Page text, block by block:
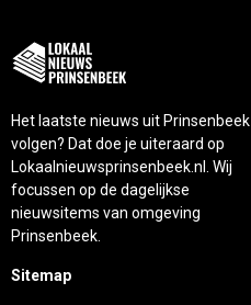
Het laatste nieuws uit Prinsenbeek
volgen? Dat doe je uiteraard op
Lokaalnieuwsprinsenbeek.nl. Wij
focussen op de dagelijkse
nieuwsitems van omgeving
Prinsenbeek.
Sitemap